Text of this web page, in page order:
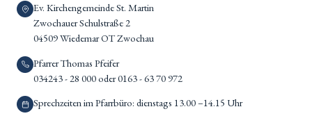
Ev. Kirchengemeinde St. Martin
Zwochauer Schulstraße 2
04509 Wiedemar OT Zwochau
Pfarrer Thomas Pfeifer
034243 - 28 000 oder 0163 - 63 70 972
Sprechzeiten im Pfarrbüro: dienstags 13.00 –14.15 Uhr